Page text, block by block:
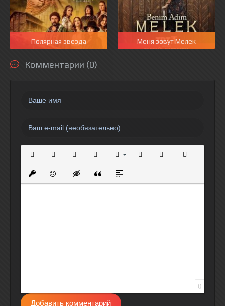
Полярная звезда Меня зовут Мелек
Комментарии (0)
Вставить защищенную ссылку
Вставить смайлик
Вставка скрытого текста
Вставка цитаты
Вставка спойлера
0
Добавить комментарий